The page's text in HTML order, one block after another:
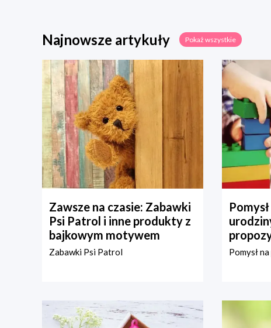
Najnowsze artykuły Pokaż wszystkie
Zawsze na czasie: Zabawki
Psi Patrol i inne produkty z
bajkowym motywem
Zabawki Psi Patrol Pomysł